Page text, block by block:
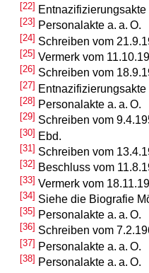
[22] Entnazifizierungsakte
[23] Personalakte a. a. O.
[24] Schreiben vom
[25] Vermerk vom
[26] Schreiben vom
[27] Entnazifizierungsakte
[28] Personalakte a. a. O.
[29] Schreiben vom
[30] Ebd.
[31] Schreiben vom
[32] Beschluss vom
[33] Vermerk vom
[34] Siehe die Biografie
[35] Personalakte a. a. O.
[36] Schreiben vom
[37] Personalakte a. a. O.
[38] Personalakte a. a. O.